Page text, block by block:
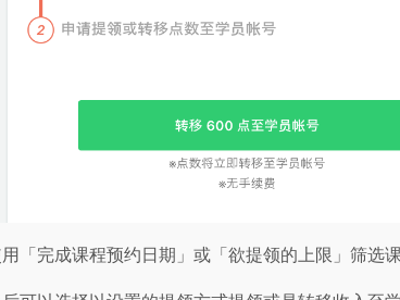
「完成课程预约日期」或「欲提领的上限」筛选